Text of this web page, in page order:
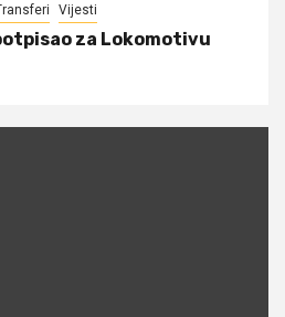
Vijesti
za Lokomotivu